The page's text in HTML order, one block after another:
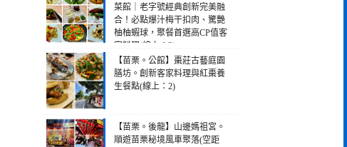
菜館｜老字號經典創新完美融
合！必點爆汁梅干扣肉、驚艷
柚柚蝦球，聚餐首選高CP值客
家料理(線上：2)
【苗栗。公館】棗莊古藝庭園
膳坊。創新客家料理與紅棗養
生餐點(線上：2)
【苗栗。後龍】山邊媽祖宮。
順遊苗栗秘境風車聚落(空距